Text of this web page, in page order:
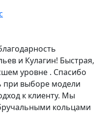
и Кулагин! Быстрая,
уровне . Спасибо
выборе модели
к клиенту. Мы
кольцами